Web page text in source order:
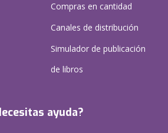
Compras en cantidad
Canales de distribución
Simulador de publicación
de libros
ayuda?